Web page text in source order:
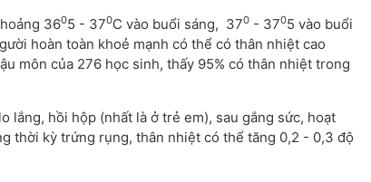
3605 - 370C vào buổi sáng, 370 - 3705 vào buổi
hoàn toàn khoẻ mạnh có thể có thân nhiệt cao
môn của 276 học sinh, thấy 95% có thân nhiệt trong
lắng, hồi hộp (nhất là ở trẻ em), sau gắng sức, hoạt
thời kỳ trứng rụng, thân nhiệt có thể tăng 0,2 - 0,3 độ